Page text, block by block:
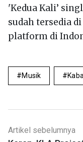
'Kedua Kali’
sudah tersedia
platform di
Musik
Artikel sebelumnya